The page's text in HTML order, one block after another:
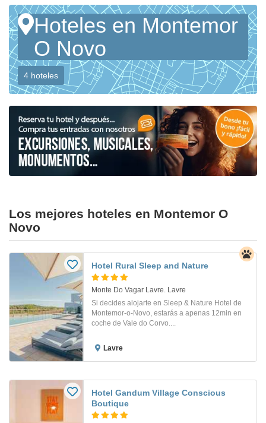
Hoteles en Montemor
O Novo
4 hoteles
Los mejores hoteles en Montemor O
Novo
Hotel Rural Sleep and Nature
Monte Do Vagar Lavre. Lavre
Si decides alojarte en Sleep & Nature Hotel de
Montemor-o-Novo, estarás a apenas 12min en
coche de Vale do Corvo....
Lavre
Hotel Gandum Village Conscious
Boutique